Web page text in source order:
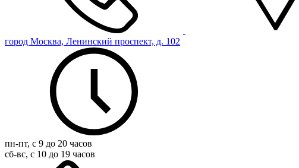
город Москва, Ленинский проспект, д. 102
пн-пт, с 9 до 20 часов
сб-вс, с 10 до 19 часов